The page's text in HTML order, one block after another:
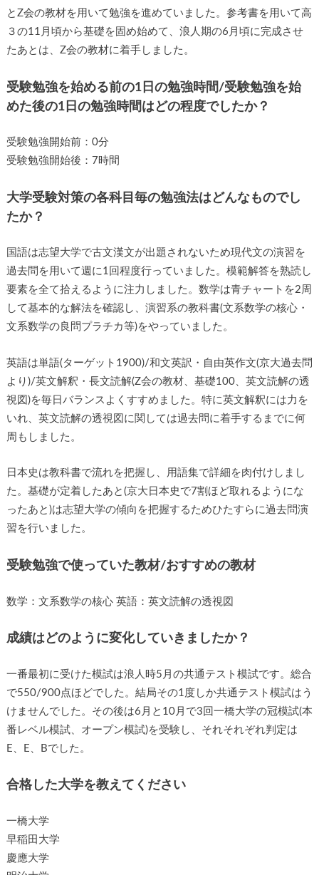
とZ会の教材を用いて勉強を進めていました。参考書を用いて高
３の11月頃から基礎を固め始めて、浪人期の6月頃に完成させ
たあとは、Z会の教材に着手しました。
受験勉強を始める前の1日の勉強時間/受験勉強を始
めた後の1日の勉強時間はどの程度でしたか？
受験勉強開始前：0分
受験勉強開始後：7時間
大学受験対策の各科目毎の勉強法はどんなものでし
たか？
国語は志望大学で古文漢文が出題されないため現代文の演習を
過去問を用いて週に1回程度行っていました。模範解答を熟読し
要素を全て拾えるように注力しました。数学は青チャートを2周
して基本的な解法を確認し、演習系の教科書(文系数学の核心・
文系数学の良問プラチカ等)をやっていました。
英語は単語(ターゲット1900)/和文英訳・自由英作文(京大過去問
より)/英文解釈・長文読解(Z会の教材、基礎100、英文読解の透
視図)を毎日バランスよくすすめました。特に英文解釈には力を
いれ、英文読解の透視図に関しては過去問に着手するまでに何
周もしました。
日本史は教科書で流れを把握し、用語集で詳細を肉付けしまし
た。基礎が定着したあと(京大日本史で7割ほど取れるようにな
ったあと)は志望大学の傾向を把握するためひたすらに過去問演
習を行いました。
受験勉強で使っていた教材/おすすめの教材
数学：文系数学の核心 英語：英文読解の透視図
成績はどのように変化していきましたか？
一番最初に受けた模試は浪人時5月の共通テスト模試です。総合
で550/900点ほどでした。結局その1度しか共通テスト模試はう
けませんでした。その後は6月と10月で3回一橋大学の冠模試(本
番レベル模試、オープン模試)を受験し、それそれぞれ判定は
E、E、Bでした。
合格した大学を教えてください
一橋大学
早稲田大学
慶應大学